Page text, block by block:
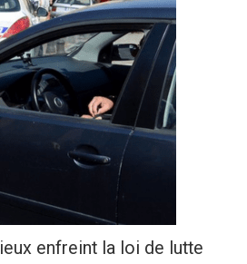
enfreint la loi de lutte